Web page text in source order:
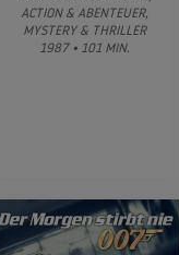
ACTION & ABENTEUER,
MYSTERY & THRILLER
1987 • 101 MIN.